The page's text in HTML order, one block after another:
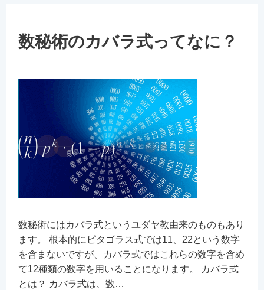
数秘術のカバラ式ってなに？
数秘術にはカバラ式というユダヤ教由来のものもあり
ます。 根本的にピタゴラス式では11、22という数字
を含まないですが、カバラ式ではこれらの数字を含め
て12種類の数字を用いることになります。 カバラ式
とは？ カバラ式は、数…